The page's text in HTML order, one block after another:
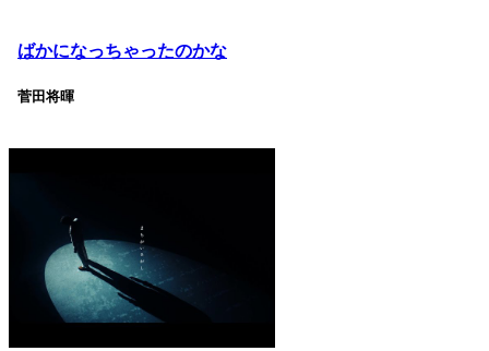
ばかになっちゃったのかな
菅田将暉